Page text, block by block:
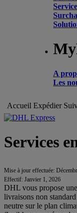
A
Les
Accueil Expédier
Services
Mise à jour effectuée:
Effectif: Janvier 1, 2026
DHL vous propose
livraisons non
neutre sur le plan